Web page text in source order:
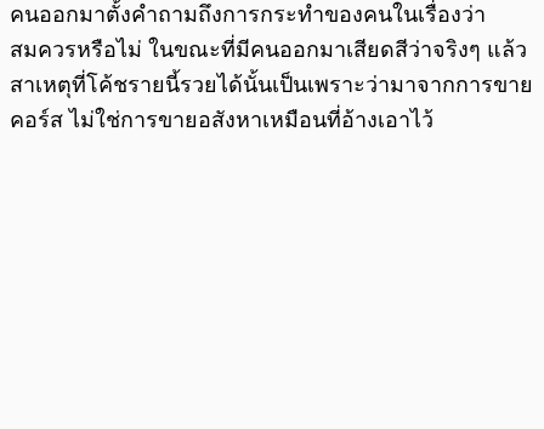
คนออกมาตั้งคำถามถึงการกระทำของคนในเรื่องว่า
สมควรหรือไม่ ในขณะที่มีคนออกมาเสียดสีว่าจริงๆ แล้ว
สาเหตุที่โค้ชรายนี้รวยได้นั้นเป็นเพราะว่ามาจากการขาย
คอร์ส ไม่ใช่การขายอสังหาเหมือนที่อ้างเอาไว้